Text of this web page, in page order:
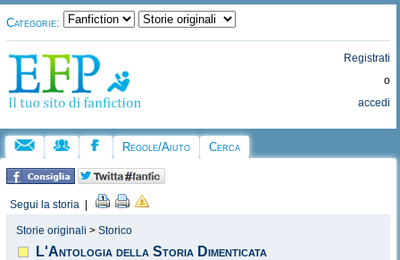
Categorie:
Registrati
o
accedi
Regole/Aiuto Cerca
Segui la storia
Storie originali > Storico
L'Antologia della Storia Dimenticata